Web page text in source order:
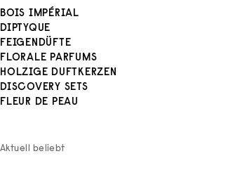
BOIS IMPÉRIAL
DIPTYQUE
FEIGENDÜFTE
FLORALE PARFUMS
HOLZIGE DUFTKERZEN
DISCOVERY SETS
FLEUR DE PEAU
Aktuell beliebt